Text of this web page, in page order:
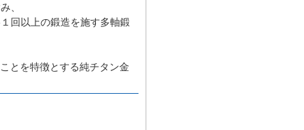
、
回以上の鍛造を施す多軸鍛
とを特徴とする純チタン金